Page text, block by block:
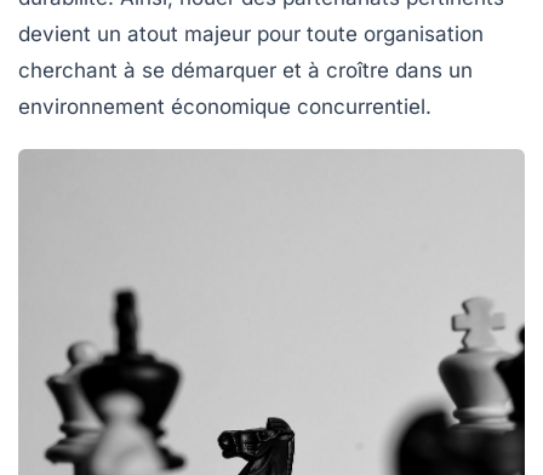
devient un atout majeur pour toute organisation
cherchant à se démarquer et à croître dans un
environnement économique concurrentiel.